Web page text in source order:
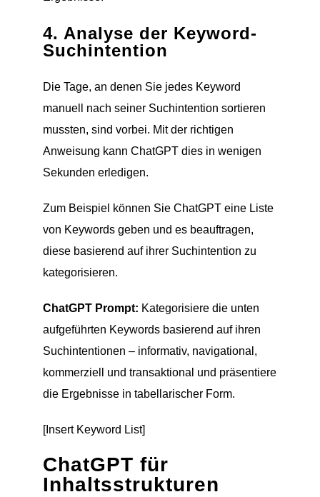
4. Analyse der Keyword-
Suchintention
Die Tage, an denen Sie jedes Keyword
manuell nach seiner Suchintention sortieren
mussten, sind vorbei. Mit der richtigen
Anweisung kann ChatGPT dies in wenigen
Sekunden erledigen.
Zum Beispiel können Sie ChatGPT eine Liste
von Keywords geben und es beauftragen,
diese basierend auf ihrer Suchintention zu
kategorisieren.
ChatGPT Prompt: Kategorisiere die unten
aufgeführten Keywords basierend auf ihren
Suchintentionen – informativ, navigational,
kommerziell und transaktional und präsentiere
die Ergebnisse in tabellarischer Form.
[Insert Keyword List]
ChatGPT für
Inhaltsstrukturen